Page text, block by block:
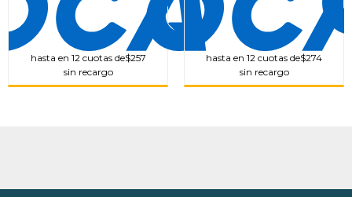
hasta en 12 cuotas de$257
sin recargo
hasta en 12 cuotas de$274
sin recargo